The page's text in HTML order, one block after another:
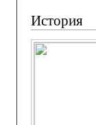
История